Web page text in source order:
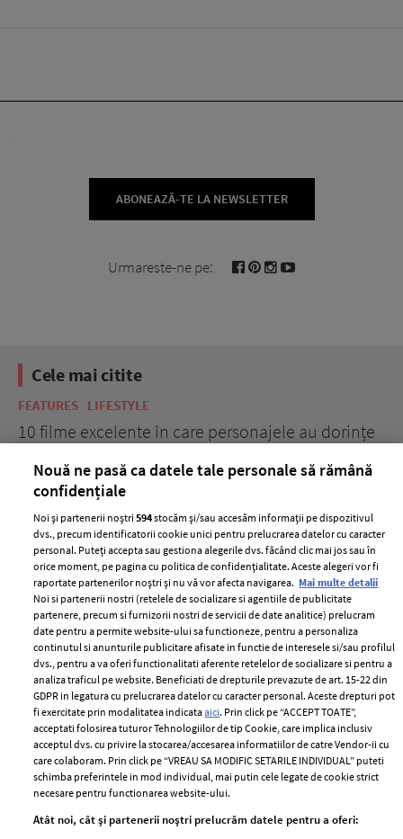
ABONEAZĂ-TE LA NEWSLETTER
Urmareste-ne pe:
Cele mai citite
FEATURES LIFESTYLE
10 filme excelente în care personajele au dorințe
ELLE Style Awards
2024
Despre ELLE
Romania
Contact
Abonamente
Termeni si conditii
Politica de
confidențialitate
Politica de cookies
Publicitate
femei
Nouă ne pasă ca datele tale personale să rămână
confidențiale
Noi și partenerii noștri594stocăm și/sau accesăm informații pe dispozitivul
dvs., precum identificatorii cookie unici pentru prelucrarea datelor cu caracter
personal. Puteți accepta sau gestiona alegerile dvs. făcând clic mai jos sau în
orice moment, pe pagina cu politica de confidențialitate. Aceste alegeri vor fi
raportate partenerilor noștri și nu vă vor afecta navigarea. Mai multe detalii
Noi si partenerii nostri (retelele de socializare si agentiile de publicitate
partenere, precum si furnizorii nostri de servicii de date analitice) prelucram
date pentru a permite website-ului sa functioneze, pentru a personaliza
continutul si anunturile publicitare afisate in functie de interesele si/sau profilul
dvs., pentru a va oferi functionalitati aferente retelelor de socializare si pentru a
analiza traficul pe website. Beneficiati de drepturile prevazute de art. 15-22 din
GDPR in legatura cu prelucrarea datelor cu caracter personal. Aceste drepturi pot
fi exercitate prin modalitatea indicataaici. Prin click pe “ACCEPT TOATE”,
acceptati folosirea tuturor Tehnologiilor de tip Cookie, care implica inclusiv
acceptul dvs. cu privire la stocarea/accesarea informatiilor de catre Vendor-ii cu
care colaboram. Prin click pe “VREAU SA MODIFIC SETARILE INDIVIDUAL” puteti
schimba preferintele in mod individual, mai putin cele legate de cookie strict
necesare pentru functionarea website-ului.
Atât noi, cât și partenerii noștri prelucrăm datele pentru a oferi: